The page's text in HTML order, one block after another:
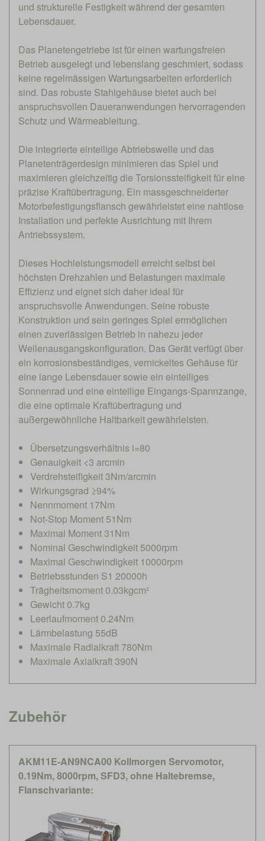
und strukturelle Festigkeit während der gesamten
Lebensdauer.
Das Planetengetriebe ist für einen wartungsfreien
Betrieb ausgelegt und lebenslang geschmiert, sodass
keine regelmässigen Wartungsarbeiten erforderlich
sind. Das robuste Stahlgehäuse bietet auch bei
anspruchsvollen Daueranwendungen hervorragenden
Schutz und Wärmeableitung.
Die integrierte einteilige Abtriebswelle und das
Planetenträgerdesign minimieren das Spiel und
maximieren gleichzeitig die Torsionssteifigkeit für eine
präzise Kraftübertragung. Ein massgeschneiderter
Motorbefestigungsflansch gewährleistet eine nahtlose
Installation und perfekte Ausrichtung mit Ihrem
Antriebssystem.
Dieses Hochleistungsmodell erreicht selbst bei
höchsten Drehzahlen und Belastungen maximale
Effizienz und eignet sich daher ideal für
anspruchsvolle Anwendungen. Seine robuste
Konstruktion und sein geringes Spiel ermöglichen
einen zuverlässigen Betrieb in nahezu jeder
Wellenausgangskonfiguration. Das Gerät verfügt über
ein korrosionsbeständiges, vernickeltes Gehäuse für
eine lange Lebensdauer sowie ein einteiliges
Sonnenrad und eine einteilige Eingangs-Spannzange,
die eine optimale Kraftübertragung und
außergewöhnliche Haltbarkeit gewährleisten.
Übersetzungsverhältnis i=80
Genauigkeit <3 arcmin
Verdrehsteifigkeit 3Nm/arcmin
Wirkungsgrad ≥94%
Nennmoment 17Nm
Not-Stop Moment 51Nm
Maximal Moment 31Nm
Nominal Geschwindigkeit 5000rpm
Maximal Geschwindigkeit 10000rpm
Betriebsstunden S1 20000h
Trägheitsmoment 0.03kgcm²
Gewicht 0.7kg
Leerlaufmoment 0.24Nm
Lärmbelastung 55dB
Maximale Radialkraft 780Nm
Maximale Axialkraft 390N
Zubehör
AKM11E-AN9NCA00 Kollmorgen Servomotor,
0.19Nm, 8000rpm, SFD3, ohne Haltebremse,
Flanschvariante: